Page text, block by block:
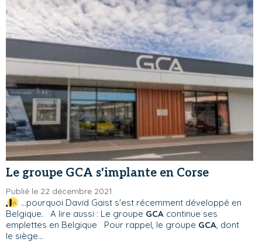
Le groupe GCA s'implante en Corse
Publié le 22 décembre 2021
...pourquoi David Gaist s'est récemment développé en
Belgique. A lire aussi : Le groupe GCA continue ses
emplettes en Belgique Pour rappel, le groupe GCA , dont
le siège...